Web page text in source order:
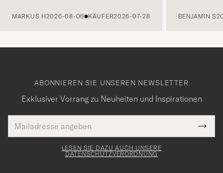
MARKUS H2026-08-06 KÄUFER2026-07-28 BENJAMIN S
ABONNIEREN SIE UNSEREN NEWSLETTER
Exklusiver Vorrang zu Neuheiten und Inspirationen
Mail
Adresse
Tack
för
LESEN SIE DAZU AUCH UNSERE
DATENSCHUTZVERORDNUNG